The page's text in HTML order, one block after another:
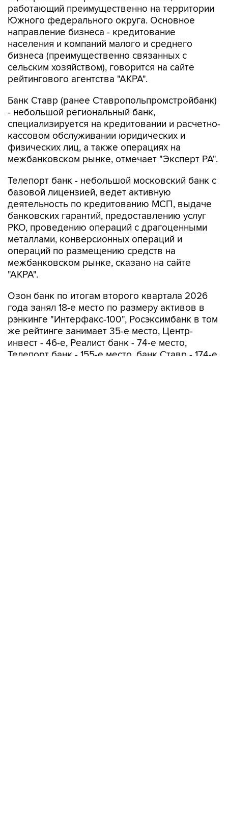
направление бизнеса - кредитование
населения и компаний малого и среднего
бизнеса (преимущественно связанных с
сельским хозяйством), говорится на сайте
рейтингового агентства "АКРА".
Банк Ставр (ранее Ставропольпромстройбанк)
специализируется на кредитовании и расчетно-
кассовом обслуживании юридических и
физических лиц, а также операциях на
межбанковском рынке, отмечает "Эксперт РА".
Телепорт банк - небольшой московский банк с
деятельность по кредитованию МСП, выдаче
банковских гарантий, предоставлению услуг
РКО, проведению операций с драгоценными
металлами, конверсионных операций и
операций по размещению средств на
межбанковском рынке, сказано на сайте
"АКРА".
Озон банк по итогам второго квартала 2026
рэнкинге "Интерфакс-100", Росэксимбанк в том
же рейтинге занимает 35-е место, Центр-
инвест - 46-е, Реалист банк - 74-е место,
Телепорт банк - 155-е место, банк Ставр - 174-е
место.